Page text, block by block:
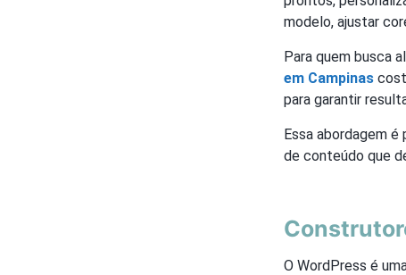
modelo, ajustar
Para quem busca
em Campinas
para garantir
Essa abordagem
de conteúdo que
O WordPress é